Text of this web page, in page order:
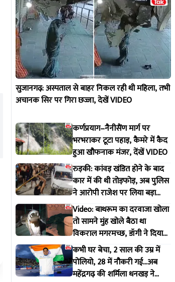
2400 से...8 लाख फॉलोअर्स! कौन हैं
नैनीताल
सुजानगढ़: अस्पताल से बाहर निकल रही थी महिला, तभी
अचानक सिर पर गिरा छज्जा, देखें VIDEO
कर्णप्रयाग–नैनीसैंण मार्ग पर
भरभराकर टूटा पहाड़, कैमरे में कैद
हुआ खौफनाक मंजर, देंखें VIDEO
रुड़की: कांवड़ खंडित होने के बाद
कार में की थी तोड़फोड़, अब पुलिस
ने आरोपी राजेश पर लिया बड़ा
एक्शन
Video: बाथरूम का दरवाजा खोला
तो सामने मुंह खोले बैठा था
विकराल मगरमच्छ, डॉगी ने दिया
मकान मालिक को इशारा
कभी घर बेचा, 2 साल की उम्र में
पोलियो, 28 में नौकरी गई...अब
महेंद्रगढ़ की शर्मिला धनखड़ ने